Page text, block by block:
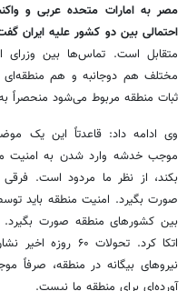
مصر به امارات متحده عربی و
احتمالی بین دو کشور علیه ایران
متقابل است. تماس‌ها بین
مختلف هم دوجانبه و هم
ثبات منطقه مربوط می‌شود منحصراً
وی ادامه داد: قاعدتاً این یک
موجب خدشه وارد شدن به امنیت
بکند، از نظر ما مردود است.
صورت بگیرد. امنیت منطقه باید
بین کشورهای منطقه صورت
اتکا کرد. تحولات
نیروهای بیگانه در منطقه، صرفاً
آورده‌ای برای منطقه ما نیست.